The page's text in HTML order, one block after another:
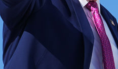
실
장